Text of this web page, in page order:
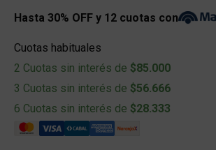
Hasta 30% OFF y 12 cuotas con
Cuotas habituales
2 Cuotas sin interés de $85.000
3 Cuotas sin interés de $56.666
6 Cuotas sin interés de $28.333